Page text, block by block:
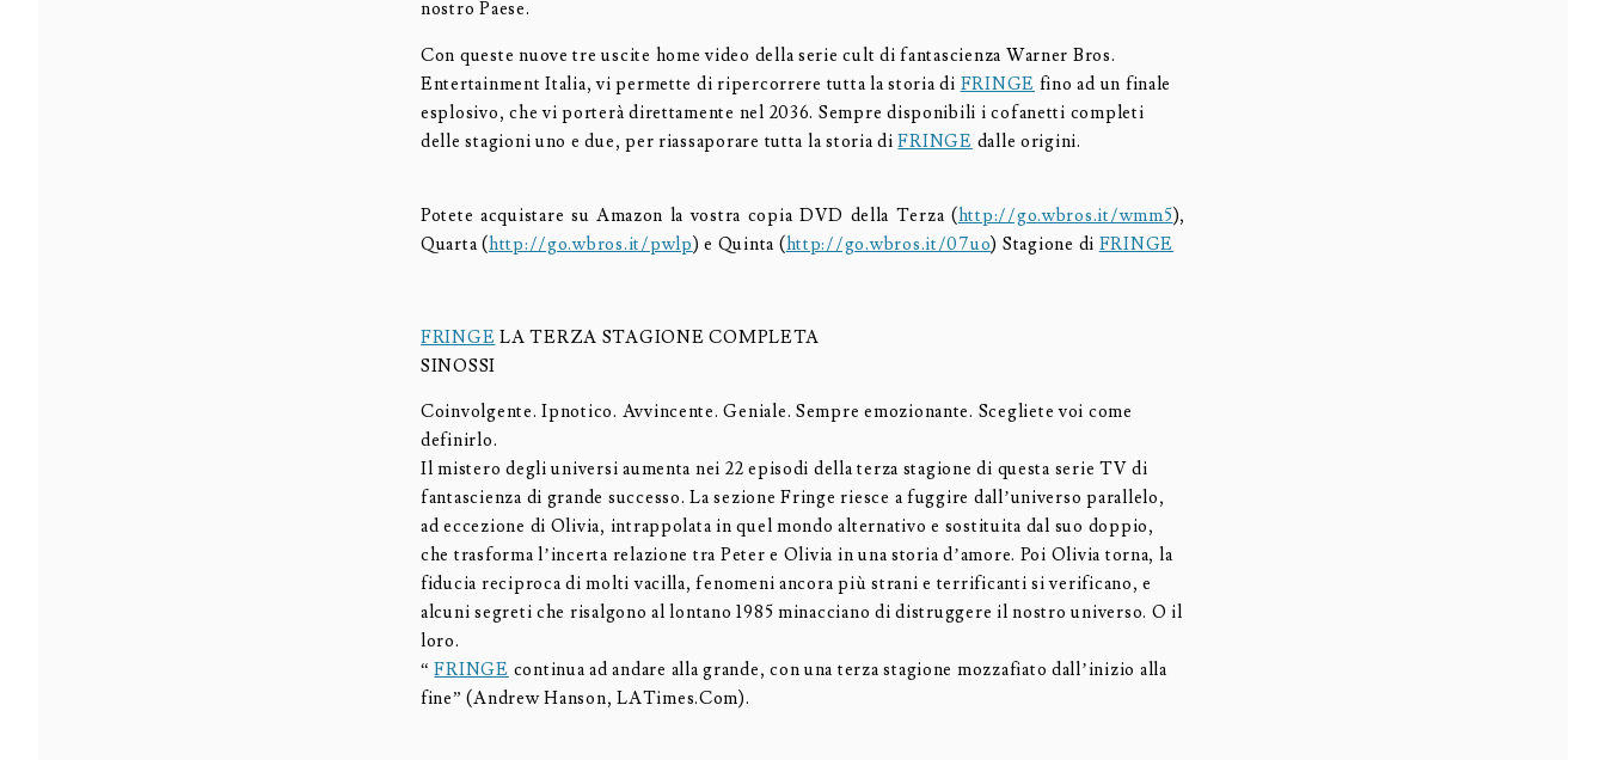
nostro Paese.
Con queste nuove tre uscite home video della serie cult di fantascienza Warner Bros.
Entertainment Italia, vi permette di ripercorrere tutta la storia di FRINGE fino ad un finale
esplosivo, che vi porterà direttamente nel 2036. Sempre disponibili i cofanetti completi
delle stagioni uno e due, per riassaporare tutta la storia diFRINGE dalle origini.
Potete acquistare su Amazon la vostra copia DVD della Terza (http://go.wbros.it/wmm5),
Quarta (http://go.wbros.it/pwlp) e Quinta (http://go.wbros.it/07uo) Stagione di FRINGE
FRINGE LA TERZA STAGIONE COMPLETA
SINOSSI
Coinvolgente. Ipnotico. Avvincente. Geniale. Sempre emozionante. Scegliete voi come
definirlo.
Il mistero degli universi aumenta nei 22 episodi della terza stagione di questa serie TV di
fantascienza di grande successo. La sezione Fringe riesce a fuggire dall’universo parallelo,
ad eccezione di Olivia, intrappolata in quel mondo alternativo e sostituita dal suo doppio,
che trasforma l’incerta relazione tra Peter e Olivia in una storia d’amore. Poi Olivia torna, la
fiducia reciproca di molti vacilla, fenomeni ancora più strani e terrificanti si verificano, e
alcuni segreti che risalgono al lontano 1985 minacciano di distruggere il nostro universo. O il
loro.
“FRINGE continua ad andare alla grande, con una terza stagione mozzafiato dall’inizio alla
fine” (Andrew Hanson, LATimes.Com).